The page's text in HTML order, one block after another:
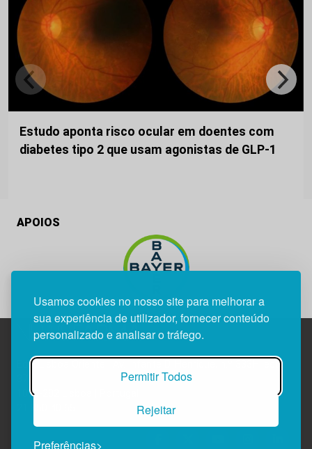
Usamos cookies no nosso site para melhorar a
sua experiência de utilizador, fornecer conteúdo
personalizado e analisar o tráfego.
Permitir Todos
Rejeitar
Preferências
Estudo aponta risco ocular em doentes com
diabetes tipo 2 que usam agonistas de GLP-1
APOIOS
Edif. Lisboa Oriente | Av. Infante D. Henrique, n.º 333H, esc.
1800-282 Lisboa | Portugal